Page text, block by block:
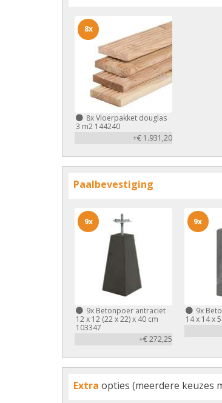
8xVloerpakket douglas
3 m2 144240
+€ 1.931,20
8x
Paalbevestiging
9x Betonpoer antraciet
12 x 12 (22 x 22) x 40 cm
103347
+€ 272,25
9x
9x
14 x 14 x
9x
Extra opties (meerdere keuzes